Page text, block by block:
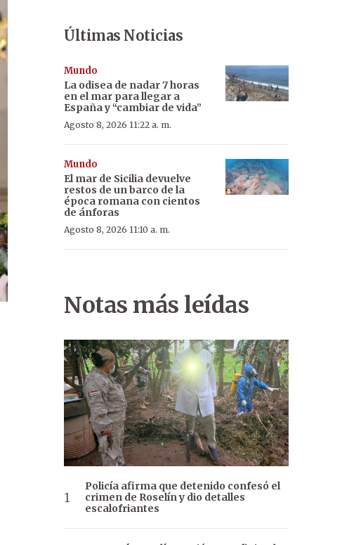
Últimas Noticias
Mundo
La odisea de nadar 7 horas
en el mar para llegar a
España y “cambiar de vida”
Agosto 8, 2026 11:22 a. m.
Mundo
El mar de Sicilia devuelve
restos de un barco de la
época romana con cientos
de ánforas
Agosto 8, 2026 11:10 a. m.
Notas más leídas
Policía afirma que detenido confesó el
crimen de Roselín y dio detalles
escalofriantes